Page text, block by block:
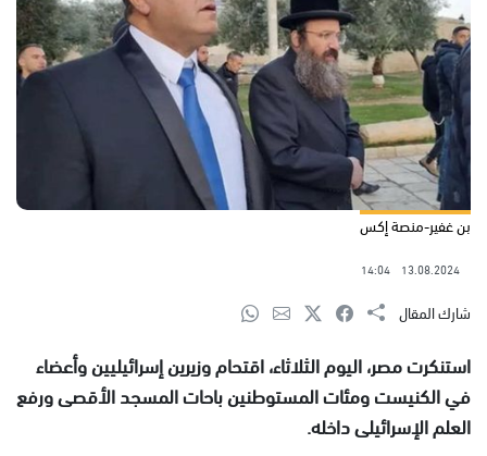
بن غفير-منصة إكس
13.08.2024
14:04
شارك المقال
استنكرت مصر، اليوم الثلاثاء، اقتحام وزيرين إسرائيليين وأعضاء
في الكنيست ومئات المستوطنين باحات المسجد الأقصى ورفع
العلم الإسرائيلى داخله.